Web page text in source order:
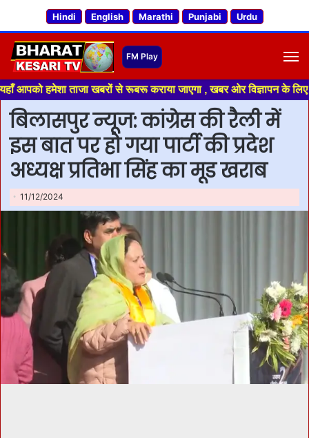
Hindi English Marathi Punjabi Urdu
ताजा खबरों से रूबरू कराया जाएगा , खबर ओर विज्ञापन के लिए
बिलासपुर न्यूज: कांग्रेस की रैली में
इस बात पर हो गया पार्टी की प्रदेश
अध्यक्ष प्रतिभा सिंह का मूड खराब
11/12/2024